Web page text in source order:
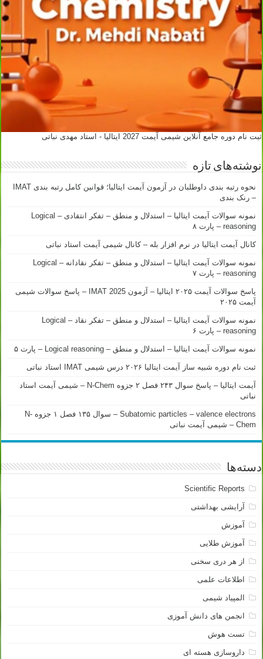
ثبت نام دوره جامع آنلاین شیمی آیمت 2027 ایتالیا - استاد مهدی نباتی
نوشته‌های تازه
نحوه رتبه بندی داوطلبان در آزمون آیمت ایتالیا؛ قوانین کامل رتبه بندی IMAT
– رنک بندی
نمونه سوالات آیمت ایتالیا – استدلال و منطق – تفکر انتقادی – Logical
reasoning – پارت ۸
کانال آیمت ایتالیا در نرم افزار بله – کانال شیمی آیمت استاد نباتی
نمونه سوالات آیمت ایتالیا – استدلال و منطق – تفکر نقادانه – Logical
reasoning – پارت ۷
پاسخ سوالات آیمت ۲۰۲۵ ایتالیا – آزمون IMAT 2025 – پاسخ سوالات شیمی
آیمت ۲۰۲۵
نمونه سوالات آیمت ایتالیا – استدلال و منطق – تفکر نقاد – Logical
reasoning – پارت ۶
نمونه سوالات آیمت ایتالیا – استدلال و منطق – Logical reasoning – پارت ۵
ثبت نام دوره شبیه ساز آیمت ایتالیا ۲۰۲۶ درس شیمی IMAT استاد نباتی
آیمت ایتالیا – پاسخ سوال ۲۴۳ فصل ۲ جزوه N-Chem – شیمی آیمت استاد
نباتی
Subatomic particles – valence electrons – سوال ۱۳۵ فصل ۱ جزوه N-
Chem – شیمی آیمت نباتی
دسته‌ها
Scientific Reports
آرایشی بهداشتی
آموزش
آموزش طلایی
از هر دری سخنی
اطلاعات علمی
المپیاد شیمی
انجمن های دانش آموزی
تست هوش
داروسازی هسته ای